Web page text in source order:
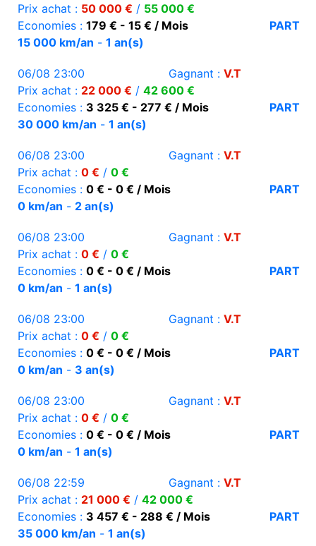
Prix achat : 50 000 € / 55 000 €
Economies : 179 € - 15 € / Mois
PART
15 000 km/an - 1 an(s)
06/08 23:00 Gagnant : V.T
Prix achat : 22 000 € / 42 600 €
Economies : 3 325 € - 277 € / Mois
PART
30 000 km/an - 1 an(s)
06/08 23:00 Gagnant : V.T
Prix achat : 0 € / 0 €
Economies : 0 € - 0 € / Mois
PART
0 km/an - 2 an(s)
06/08 23:00 Gagnant : V.T
Prix achat : 0 € / 0 €
Economies : 0 € - 0 € / Mois
PART
0 km/an - 1 an(s)
06/08 23:00 Gagnant : V.T
Prix achat : 0 € / 0 €
Economies : 0 € - 0 € / Mois
PART
0 km/an - 3 an(s)
06/08 23:00 Gagnant : V.T
Prix achat : 0 € / 0 €
Economies : 0 € - 0 € / Mois
PART
0 km/an - 1 an(s)
06/08 22:59 Gagnant : V.T
Prix achat : 21 000 € / 42 000 €
Economies : 3 457 € - 288 € / Mois
PART
35 000 km/an - 1 an(s)